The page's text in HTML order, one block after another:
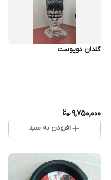
گلدان دوپوست
9,750,000
افزودن به سبد